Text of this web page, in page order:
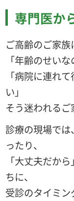
専門医か
ご高齢のご家族
「年齢のせいな
「病院に連れ
い」
そう迷われるご
診療の現場で
ったり、
「大丈夫だか
ちに、
受診のタイミン